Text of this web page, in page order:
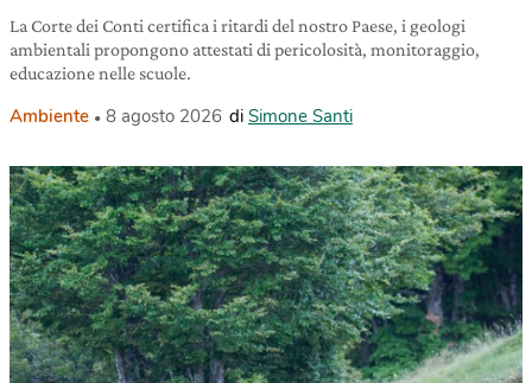
La Corte dei Conti certifica i ritardi del nostro Paese, i geologi
ambientali propongono attestati di pericolosità, monitoraggio,
educazione nelle scuole.
Ambiente 8 agosto 2026 di Simone Santi